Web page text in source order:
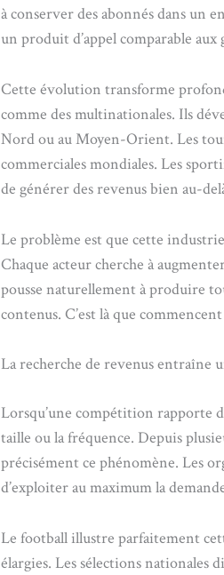
à conserver des abonnés dans
un produit d’appel comparable aux
Cette évolution transforme
comme des multinationales. Ils
Nord ou au Moyen-Orient. Les
commerciales mondiales. Les
de générer des revenus bien au-
Le problème est que cette
Chaque acteur cherche à
pousse naturellement à produire
contenus. C’est là que
La recherche de revenus
Lorsqu’une compétition rapporte
taille ou la fréquence. Depuis
précisément ce phénomène. Les
d’exploiter au maximum la
Le football illustre parfaitement
élargies. Les sélections nationales